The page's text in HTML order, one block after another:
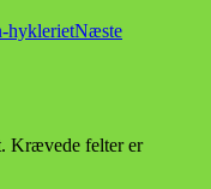
hyklerietNæste
Krævede felter er